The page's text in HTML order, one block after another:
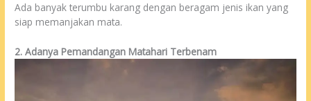
Ada banyak terumbu karang dengan beragam jenis ikan yang
siap memanjakan mata.
2. Adanya Pemandangan Matahari Terbenam